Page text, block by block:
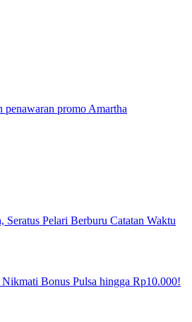
penawaran promo Amartha
Pelari Berburu Catatan Waktu
Bonus Pulsa hingga Rp10.000!